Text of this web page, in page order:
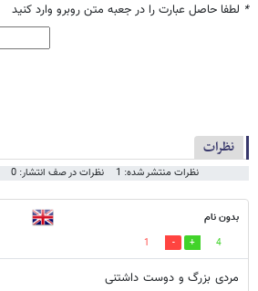
* لطفا حاصل عبارت را در جعبه متن روبرو وارد کنید
نظرات
نظرات منتشر شده: 1 نظرات در صف انتشار: 0
بدون نام
4
1
مردی بزرگ و دوست داشتنی